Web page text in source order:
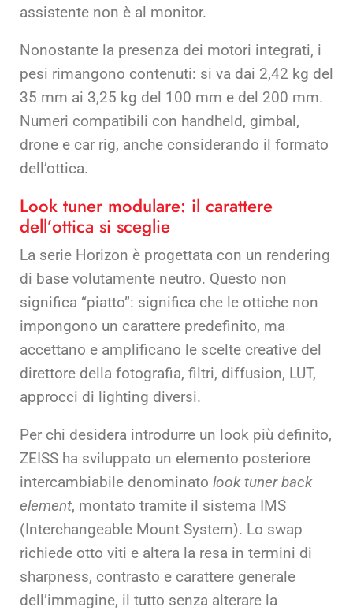
assistente non è al monitor.
Nonostante la presenza dei motori integrati, i
pesi rimangono contenuti: si va dai 2,42 kg del
35 mm ai 3,25 kg del 100 mm e del 200 mm.
Numeri compatibili con handheld, gimbal,
drone e car rig, anche considerando il formato
dell’ottica.
Look tuner modulare: il carattere
dell’ottica si sceglie
La serie Horizon è progettata con un rendering
di base volutamente neutro. Questo non
significa “piatto”: significa che le ottiche non
impongono un carattere predefinito, ma
accettano e amplificano le scelte creative del
direttore della fotografia, filtri, diffusion, LUT,
approcci di lighting diversi.
Per chi desidera introdurre un look più definito,
ZEISS ha sviluppato un elemento posteriore
intercambiabile denominato look tuner back
element, montato tramite il sistema IMS
(Interchangeable Mount System). Lo swap
richiede otto viti e altera la resa in termini di
sharpness, contrasto e carattere generale
dell’immagine, il tutto senza alterare la